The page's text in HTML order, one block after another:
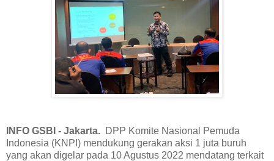
INFO GSBI - Jakarta. DPP Komite Nasional Pemuda
Indonesia (KNPI) mendukung gerakan aksi 1 juta buruh
yang akan digelar pada 10 Agustus 2022 mendatang terkait